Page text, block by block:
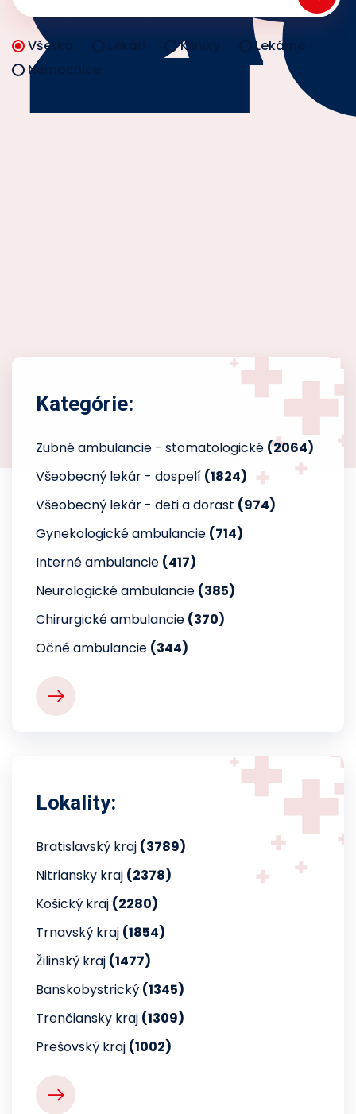
Všetko Kliniky
Lekárne
Nemocnice
Kategórie:
Zubné ambulancie - stomatologické (2064)
Všeobecný lekár - dospelí (1824)
Všeobecný lekár - deti a dorast (974)
Gynekologické ambulancie (714)
Interné ambulancie (417)
Neurologické ambulancie (385)
Chirurgické ambulancie (370)
Očné ambulancie (344)
Lokality:
Bratislavský kraj (3789)
Nitriansky kraj (2378)
Košický kraj (2280)
Trnavský kraj (1854)
Žilinský kraj (1477)
Banskobystrický (1345)
Trenčiansky kraj (1309)
Prešovský kraj (1002)